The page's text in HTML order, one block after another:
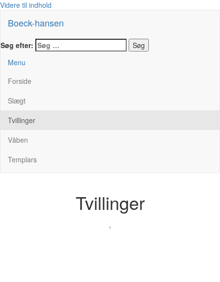
Videre til indhold
Boeck-hansen
Søg efter:
Menu
Forside
Slægt
Tvillinger
Våben
Templars
Tvillinger